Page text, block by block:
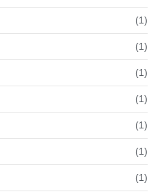
(1)
(1)
(1)
(1)
(1)
(1)
(1)